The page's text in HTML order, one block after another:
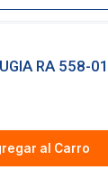
RA 558-
al Carro